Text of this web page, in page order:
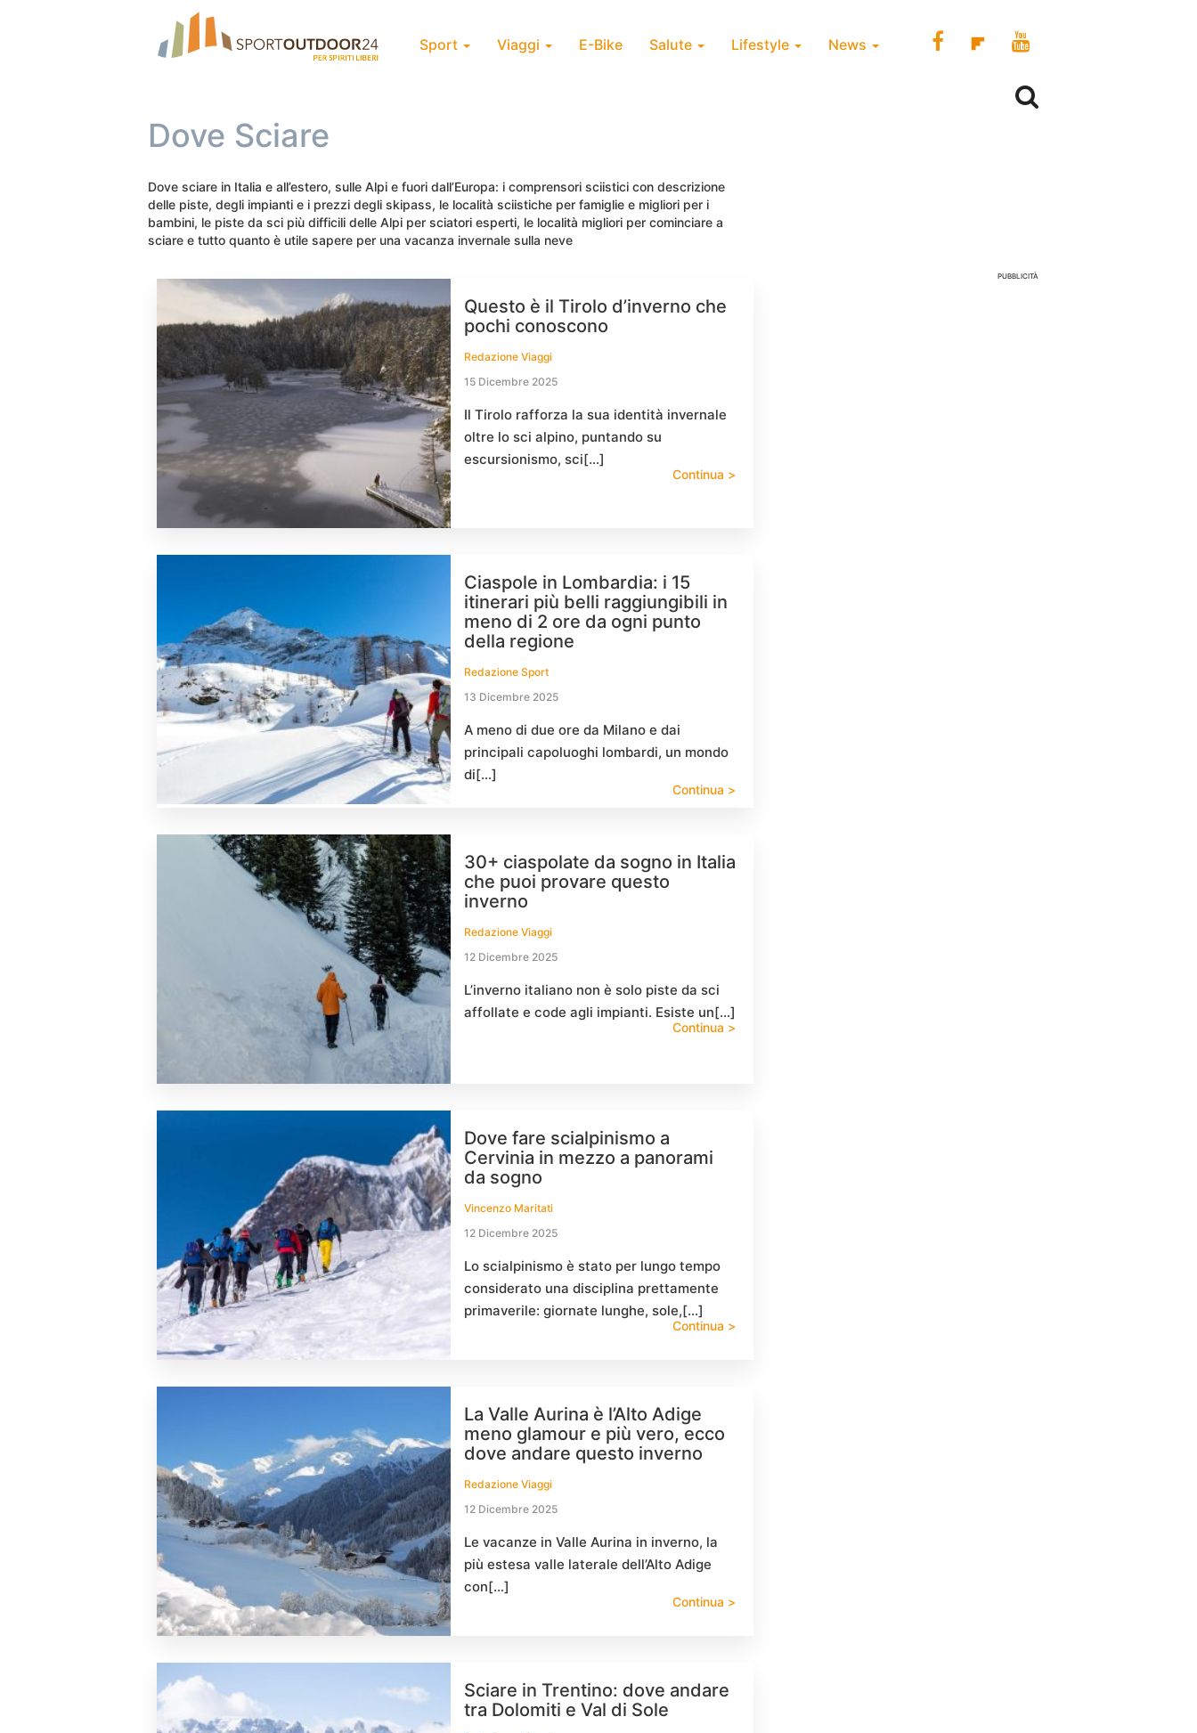
Sport Viaggi E-Bike Salute Lifestyle News
Dove Sciare
Dove sciare in Italia e all’estero, sulle Alpi e fuori dall’Europa: i comprensori sciistici con descrizione
delle piste, degli impianti e i prezzi degli skipass, le località sciistiche per famiglie e migliori per i
bambini, le piste da sci più difficili delle Alpi per sciatori esperti, le località migliori per cominciare a
sciare e tutto quanto è utile sapere per una vacanza invernale sulla neve
Questo è il Tirolo d’inverno che
pochi conoscono
Redazione Viaggi
15 Dicembre 2025
Il Tirolo rafforza la sua identità invernale
oltre lo sci alpino, puntando su
escursionismo, sci[…]
Continua >
Ciaspole in Lombardia: i 15
itinerari più belli raggiungibili in
meno di 2 ore da ogni punto
della regione
Redazione Sport
13 Dicembre 2025
A meno di due ore da Milano e dai
principali capoluoghi lombardi, un mondo
di[…]
Continua >
30+ ciaspolate da sogno in Italia
che puoi provare questo
inverno
Redazione Viaggi
12 Dicembre 2025
L’inverno italiano non è solo piste da sci
affollate e code agli impianti. Esiste un[…]
Continua >
Dove fare scialpinismo a
Cervinia in mezzo a panorami
da sogno
Vincenzo Maritati
12 Dicembre 2025
Lo scialpinismo è stato per lungo tempo
considerato una disciplina prettamente
primaverile: giornate lunghe, sole,[…]
Continua >
La Valle Aurina è l’Alto Adige
meno glamour e più vero, ecco
dove andare questo inverno
Redazione Viaggi
12 Dicembre 2025
Le vacanze in Valle Aurina in inverno, la
più estesa valle laterale dell’Alto Adige
con[…]
Continua >
Sciare in Trentino: dove andare
tra Dolomiti e Val di Sole
PUBBLICITÀ